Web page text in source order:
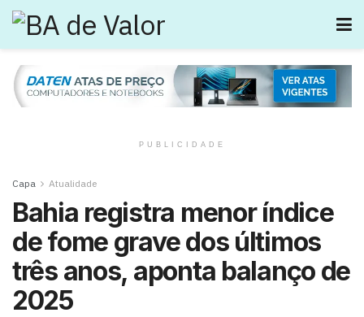
PUBLICIDADE
Capa Atualidade
Bahia registra menor índice
de fome grave dos últimos
três anos, aponta balanço de
2025